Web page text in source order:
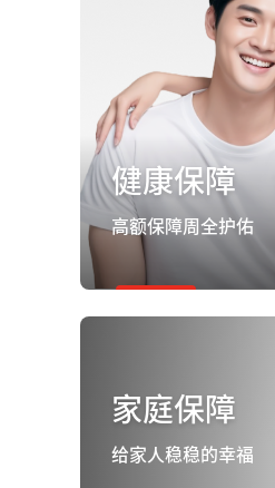
健康保障
高额保障周全护佑
家庭保障
给家人稳稳的幸福